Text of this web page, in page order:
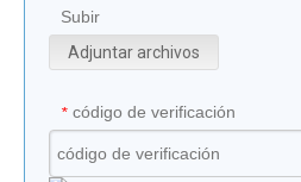
Subir
Adjuntar archivos
* código de verificación